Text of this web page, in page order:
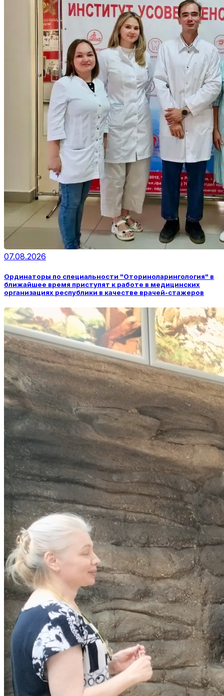
07.08.2026
Ординаторы по специальности "Оториноларингология" в
ближайшее время приступят к работе в медицинских
организациях республики в качестве врачей-стажеров